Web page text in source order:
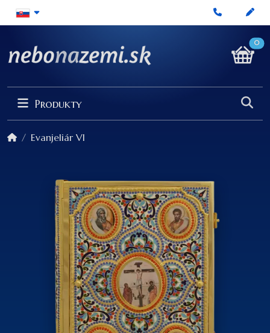
0
Produkty
Evanjeliár VI